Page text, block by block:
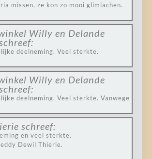
missen, ze kon zo mooi glimlachen.
Willy en Delande
deelneming. Veel sterkte.
Willy en Delande
deelneming. Veel sterkte. Vanwege
schreef:
en veel sterkte.
Dewil Thierie.